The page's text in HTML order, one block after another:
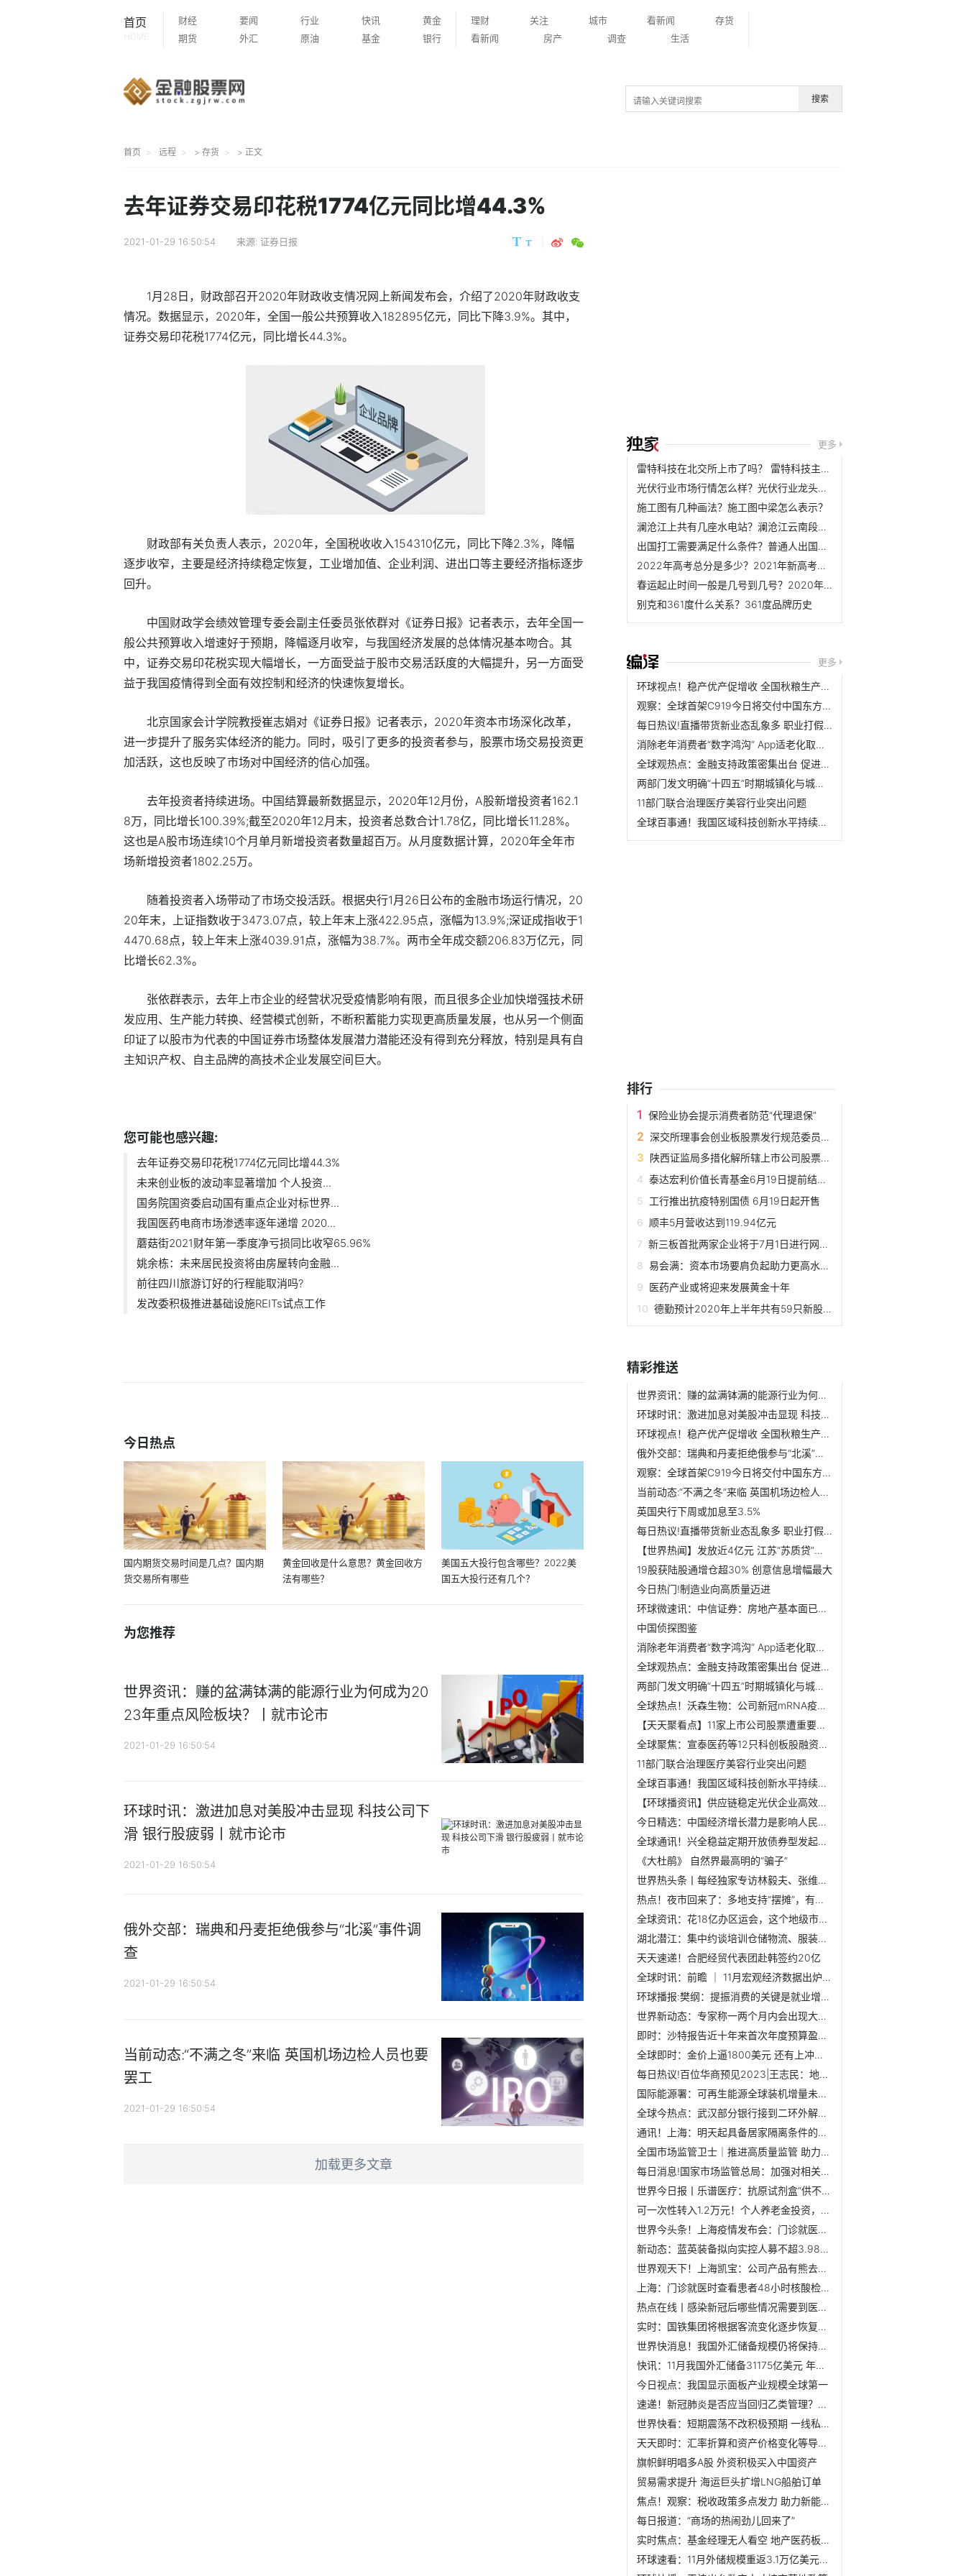
首页
HOME
财经 要闻 行业 快讯
黄金
期货
外汇 原油 基金 银行
理财 关注 城市 看新闻
存货
看新闻
房产 调查 生活
搜索
首页 远程 > 存货 > 正文
去年证券交易印花税1774亿元同比增44.3%
2021-01-29 16:50:54 来源: 证券日报
1月28日，财政部召开2020年财政收支情况网上新闻发布会，介绍了2020年财政收支
情况。数据显示，2020年，全国一般公共预算收入182895亿元，同比下降3.9%。其中，
证券交易印花税1774亿元，同比增长44.3%。
财政部有关负责人表示，2020年，全国税收收入154310亿元，同比下降2.3%，降幅
逐步收窄，主要是经济持续稳定恢复，工业增加值、企业利润、进出口等主要经济指标逐步
回升。
中国财政学会绩效管理专委会副主任委员张依群对《证券日报》记者表示，去年全国一
般公共预算收入增速好于预期，降幅逐月收窄，与我国经济发展的总体情况基本吻合。其
中，证券交易印花税实现大幅增长，一方面受益于股市交易活跃度的大幅提升，另一方面受
益于我国疫情得到全面有效控制和经济的快速恢复增长。
北京国家会计学院教授崔志娟对《证券日报》记者表示，2020年资本市场深化改革，
进一步提升了服务实体经济的能力。同时，吸引了更多的投资者参与，股票市场交易投资更
加活跃，这也反映了市场对中国经济的信心加强。
去年投资者持续进场。中国结算最新数据显示，2020年12月份，A股新增投资者162.1
8万，同比增长100.39%;截至2020年12月末，投资者总数合计1.78亿，同比增长11.28%。
这也是A股市场连续10个月单月新增投资者数量超百万。从月度数据计算，2020年全年市
场新增投资者1802.25万。
随着投资者入场带动了市场交投活跃。根据央行1月26日公布的金融市场运行情况，20
20年末，上证指数收于3473.07点，较上年末上涨422.95点，涨幅为13.9%;深证成指收于1
4470.68点，较上年末上涨4039.91点，涨幅为38.7%。两市全年成交额206.83万亿元，同
比增长62.3%。
张依群表示，去年上市企业的经营状况受疫情影响有限，而且很多企业加快增强技术研
发应用、生产能力转换、经营模式创新，不断积蓄能力实现更高质量发展，也从另一个侧面
印证了以股市为代表的中国证券市场整体发展潜力潜能还没有得到充分释放，特别是具有自
主知识产权、自主品牌的高技术企业发展空间巨大。
您可能也感兴趣:
去年证券交易印花税1774亿元同比增44.3%
未来创业板的波动率显著增加 个人投资...
国务院国资委启动国有重点企业对标世界...
我国医药电商市场渗透率逐年递增 2020...
蘑菇街2021财年第一季度净亏损同比收窄65.96%
姚余栋：未来居民投资将由房屋转向金融...
前往四川旅游订好的行程能取消吗?
发改委积极推进基础设施REITs试点工作
今日热点
国内期货交易时间是几点？国内期
货交易所有哪些
黄金回收是什么意思？黄金回收方
法有哪些？
美国五大投行包含哪些？2022美
国五大投行还有几个？
为您推荐
世界资讯：赚的盆满钵满的能源行业为何成为20
23年重点风险板块？丨就市论市
2021-01-29 16:50:54
环球时讯：激进加息对美股冲击显现 科技公司下
滑 银行股疲弱丨就市论市
2021-01-29 16:50:54
俄外交部：瑞典和丹麦拒绝俄参与“北溪”事件调
查
2021-01-29 16:50:54
当前动态:“不满之冬”来临 英国机场边检人员也要
罢工
2021-01-29 16:50:54
加载更多文章
更多
雷特科技在北交所上市了吗？ 雷特科技主营业务是什么？
光伏行业市场行情怎么样？光伏行业龙头公司下半年表现如何？
施工图有几种画法？施工图中梁怎么表示？
澜沧江上共有几座水电站？澜沧江云南段水电站介绍
出国打工需要满足什么条件？普通人出国打工需要办理哪些手续？
2022年高考总分是多少？2021年新高考满分是多少？
春运起止时间一般是几号到几号？2020年春运起止时间表
别克和361度什么关系？361度品牌历史
更多
环球视点！稳产优产促增收 全国秋粮生产交出“丰收答卷”
观察：全球首架C919今日将交付中国东方航空
每日热议!直播带货新业态乱象多 职业打假人“杠上”带货主播
消除老年消费者“数字鸿沟” App适老化取得积极进展
全球观热点：金融支持政策密集出台 促进房地产市场平稳健康发...
两部门发文明确“十四五”时期城镇化与城市发展领域科技创新...
11部门联合治理医疗美容行业突出问题
全球百事通！我国区域科技创新水平持续提升 有力支撑创新型国...
排行
保险业协会提示消费者防范“代理退保”
深交所理事会创业板股票发行规范委员会成立
陕西证监局多措化解所辖上市公司股票质押风险
泰达宏利价值长青基金6月19日提前结束募集
工行推出抗疫特别国债 6月19日起开售
顺丰5月营收达到119.94亿元
新三板首批两家企业将于7月1日进行网上申购
易会满：资本市场要肩负起助力更高水平开放的使命
医药产业或将迎来发展黄金十年
德勤预计2020年上半年共有59只新股在港上市
精彩推送
世界资讯：赚的盆满钵满的能源行业为何成为2023年重点风险板...
环球时讯：激进加息对美股冲击显现 科技公司下滑 银行股疲...
环球视点！稳产优产促增收 全国秋粮生产交出“丰收答卷”
俄外交部：瑞典和丹麦拒绝俄参与“北溪”事件调查
观察：全球首架C919今日将交付中国东方航空
当前动态:“不满之冬”来临 英国机场边检人员也要罢工
英国央行下周或加息至3.5%
每日热议!直播带货新业态乱象多 职业打假人“杠上”带货主播
【世界热闻】发放近4亿元 江苏“苏质贷”认证融资活动惠及小...
19股获陆股通增仓超30% 创意信息增幅最大
今日热门!制造业向高质量迈进
环球微速讯：中信证券：房地产基本面已然具备复苏的前置条件
中国侦探图鉴
消除老年消费者“数字鸿沟” App适老化取得积极进展
全球观热点：金融支持政策密集出台 促进房地产市场平稳健康发...
两部门发文明确“十四五”时期城镇化与城市发展领域科技创新...
全球热点！沃森生物：公司新冠mRNA疫苗的国内III期临床试验数...
【天天聚看点】11家上市公司股票遭重要股东减持，鹏欣资源减...
全球聚焦：宣泰医药等12只科创板股融资余额增幅超10%
11部门联合治理医疗美容行业突出问题
全球百事通！我国区域科技创新水平持续提升 有力支撑创新型国...
【环球播资讯】供应链稳定光伏企业高效生产
今日精选：中国经济增长潜力是影响人民币汇率关键因素
全球通讯！兴全稳益定期开放债券型发起式证券投资基金基金产...
《大杜鹃》 自然界最高明的“骗子”
世界热头条丨每经独家专访林毅夫、张维迎，还原“林张之争”本质
热点！夜市回来了：多地支持“摆摊”，有商业街客流量提升30%
全球资讯：花18亿办区运会，这个地级市的野心不止“运动之城”
湖北潜江：集中约谈培训仓储物流、服装加工企业消防安全责任人
天天速递！合肥经贸代表团赴韩签约20亿
全球时讯：前瞻 ｜ 11月宏观经济数据出炉在即，全年CPI站“...
环球播报:樊纲：提振消费的关键是就业增长及收入增长
世界新动态：专家称一两个月内会出现大规模疫情冲击
即时：沙特报告近十年来首次年度预算盈余 初步计算GDP增长8.5%
全球即时：金价上逼1800美元 还有上冲动能吗？丨就市论市
每日热议!百位华商预见2023|王志民：地区合作新机遇和挑战并存
国际能源署：可再生能源全球装机增量未来五年有望翻番
全球今热点：武汉部分银行接到二环外解除限购通知
通讯！上海：明天起具备居家隔离条件的无症状感染者和轻型病...
全国市场监管卫士｜推进高质量监管 助力高质量发展
每日消息!国家市场监管总局：加强对相关医疗美容机构等场所现...
世界今日报丨乐谱医疗：抗原试剂盒“供不应求”目前只订货无...
可一次性转入1.2万元！个人养老金投资，为何推荐养老FOF？
世界今头条！上海疫情发布会：门诊就医时查看患者48小时核酸...
新动态：蓝英装备拟向实控人募不超3.98亿获通过 一创投行建功
世界观天下！上海凯宝：公司产品有熊去氧胆酸成分 能否预防...
上海：门诊就医时查看患者48小时核酸检测结果
热点在线丨感染新冠后哪些情况需要到医院去？上海卫健委回应
实时：国铁集团将根据客流变化逐步恢复客车开行
世界快消息！我国外汇储备规模仍将保持总体稳定
快讯：11月我国外汇储备31175亿美元 年内首次增持黄金储备
今日视点：我国显示面板产业规模全球第一
速递！新冠肺炎是否应当回归乙类管理？张伯礼：适时有序作出调整
世界快看：短期震荡不改积极预期 一线私募掘金“蓝筹+周期”
天天即时：汇率折算和资产价格变化等导致我国11月外汇储备规...
旗帜鲜明唱多A股 外资积极买入中国资产
贸易需求提升 海运巨头扩增LNG船舶订单
焦点！观察：税收政策多点发力 助力新能源汽车产业稳步发展
每日报道：“商场的热闹劲儿回来了”
实时焦点：基金经理无人看空 地产医药板块成年末投资重点
环球速看：11月外储规模重返3.1万亿美元关口上方